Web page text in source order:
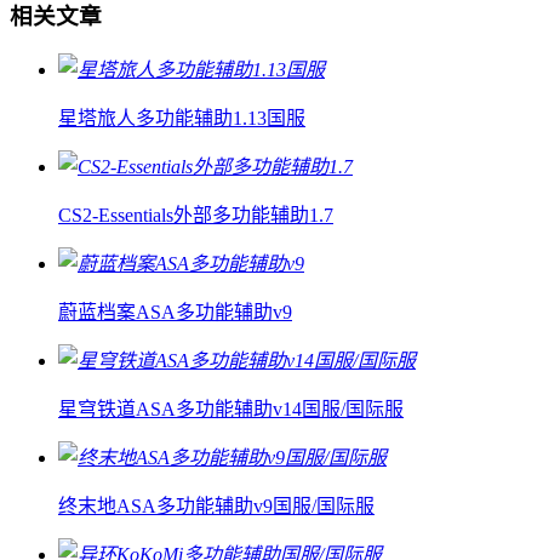
相关文章
星塔旅人多功能辅助1.13国服
CS2-Essentials外部多功能辅助1.7
蔚蓝档案ASA多功能辅助v9
星穹铁道ASA多功能辅助v14国服/国际服
终末地ASA多功能辅助v9国服/国际服